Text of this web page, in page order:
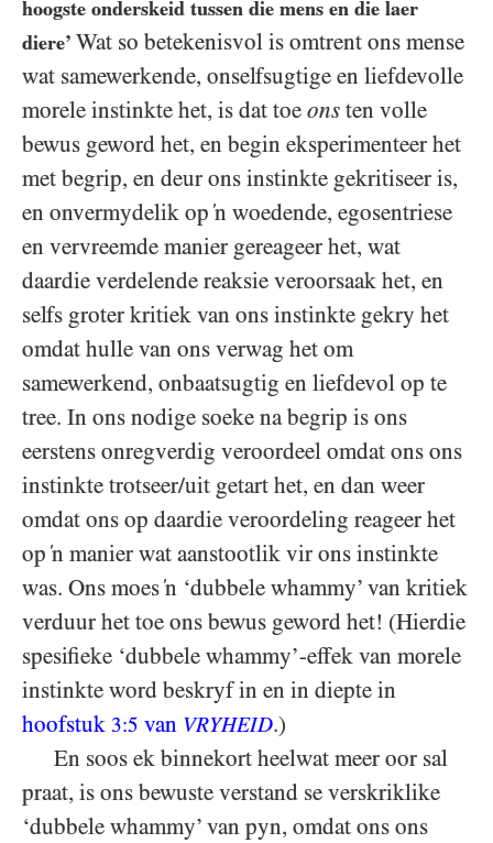
hoogste onderskeid tussen die mens en die laer
diere’ Wat so betekenisvol is omtrent ons mense
wat samewerkende, onselfsugtige en liefdevolle
morele instinkte het, is dat toe ons ten volle
bewus geword het, en begin eksperimenteer het
met begrip, en deur ons instinkte gekritiseer is,
en onvermydelik op ‘n woedende, egosentriese
en vervreemde manier gereageer het, wat
daardie verdelende reaksie veroorsaak het, en
selfs groter kritiek van ons instinkte gekry het
omdat hulle van ons verwag het om
samewerkend, onbaatsugtig en liefdevol op te
tree. In ons nodige soeke na begrip is ons
eerstens onregverdig veroordeel omdat ons ons
instinkte trotseer/uit getart het, en dan weer
omdat ons op daardie veroordeling reageer het
op ‘n manier wat aanstootlik vir ons instinkte
was. Ons moes ‘n ‘dubbele whammy’ van kritiek
verduur het toe ons bewus geword het! (Hierdie
spesifieke ‘dubbele whammy’-effek van morele
instinkte word beskryf in en in diepte in
hoofstuk 3:5 van VRYHEID.)
En soos ek binnekort heelwat meer oor sal
praat, is ons bewuste verstand se verskriklike
‘dubbele whammy’ van pyn, omdat ons ons